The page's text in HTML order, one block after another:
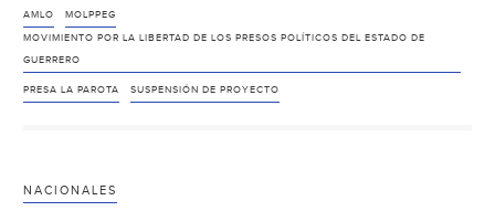
a
opositores
de
presa
(MVS
AMLO
MOLPPEG
MOVIMIENTO POR LA LIBERTAD DE LOS PRESOS POLÍTICOS DEL ESTADO DE
GUERRERO
PRESA LA PAROTA SUSPENSIÓN DE PROYECTO
NACIONALES